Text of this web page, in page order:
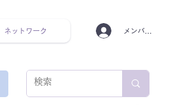
ネットワーク メンバーログイン